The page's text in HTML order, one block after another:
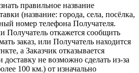
правильное название
(название: города, села, посёлка,
номер телефона Получателя.
Получатель откажется сообщить
заказ, или Получатель находится
а Заказчик отказывается
доставку не возможно сделать из-за
100 км.) от изначально